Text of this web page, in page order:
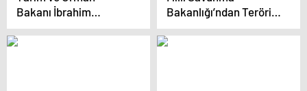
Bakanı İbrahim
Yumaklı: “Bebek
katilleri, tarihin kara bir
Bakanlığı’ndan Terörist
Operasyonu
Açıklaması